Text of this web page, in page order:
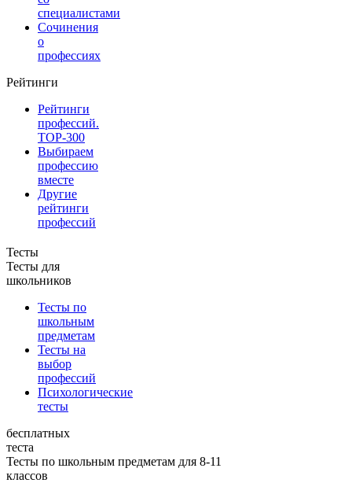
специалистами
Сочинения
о
профессиях
Рейтинги
Рейтинги
профессий.
TOP-300
Выбираем
профессию
вместе
Другие
рейтинги
профессий
Тесты
Тесты для
школьников
Тесты по
школьным
предметам
Тесты на
выбор
профессий
Психологические
тесты
бесплатных
теста
Тесты по школьным предметам для 8-11
классов